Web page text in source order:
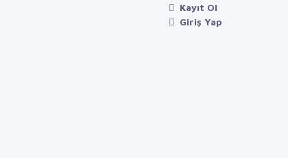
Kayıt Ol
Giriş Yap